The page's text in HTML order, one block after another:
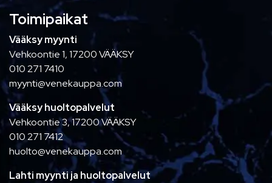
Toimipaikat
Vääksy myynti
Vehkoontie 1, 17200 VÄÄKSY
010 271 7410
myynti@venekauppa.com
Vääksy huoltopalvelut
Vehkoontie 3, 17200 VÄÄKSY
010 271 7412
huolto@venekauppa.com
Lahti myynti ja huoltopalvelut